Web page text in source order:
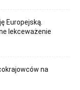
Europejską.
lekceważenie
na